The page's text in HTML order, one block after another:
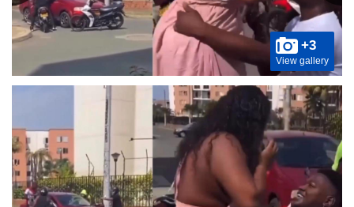
+3
View gallery